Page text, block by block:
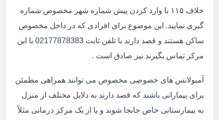
خلاف ۱۱۵ با وارد کردن پیش شماره شهر مخصوص شماره
گیری نمایید. این موضوع برای افرادی که در داخل مخصوص
ساکن هستند و قصد دارند با تلفن ثابت 02177878383 با این
مرکز تماس بگیرند نیز صادق است .
آمبولانس های خصوصی مخصوص می توانند همراهی مطمئن
برای بیمارانی باشند که قصد دارند به دلایل مختلف از منزل
به بیمارستانی خاص جابجا شوند و یا از یک مرکز درمانی مثلاً